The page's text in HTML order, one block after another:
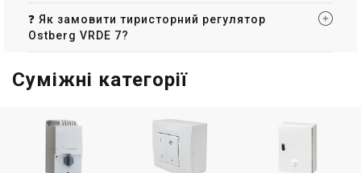
❓ Як замовити тиристорний регулятор
Ostberg VRDE 7?
Суміжні категорії